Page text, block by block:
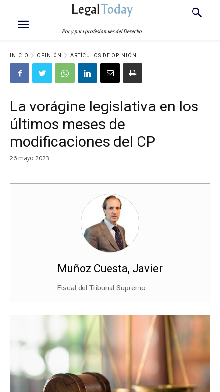
LegalToday
Por y para profesionales del Derecho
INICIO OPINIÓN ARTÍCULOS DE OPINIÓN
La vorágine legislativa en los
últimos meses de
modificaciones del CP
26 mayo 2023
Muñoz Cuesta, Javier
Fiscal del Tribunal Supremo